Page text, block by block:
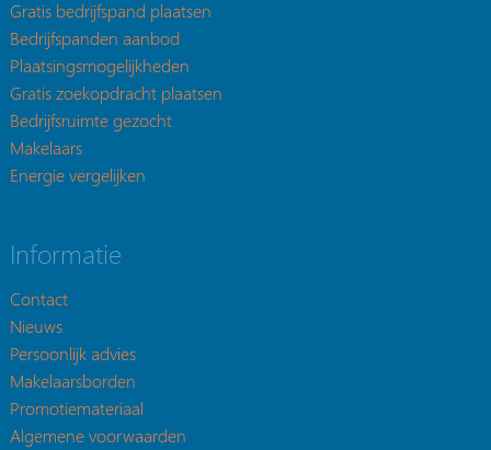
Gratis bedrijfspand plaatsen
Bedrijfspanden aanbod
Plaatsingsmogelijkheden
Gratis zoekopdracht plaatsen
Bedrijfsruimte gezocht
Makelaars
Energie vergelijken
Informatie
Contact
Nieuws
Persoonlijk advies
Makelaarsborden
Promotiemateriaal
Algemene voorwaarden